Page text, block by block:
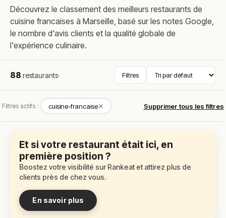
Découvrez le classement des meilleurs restaurants de
cuisine francaises à Marseille, basé sur les notes Google,
le nombre d'avis clients et la qualité globale de
l'expérience culinaire.
88 restaurants· Filtres
Filtres actifs : cuisine-francaise✕ Supprimer tous les filtres
Et si votre restaurant était ici, en
première position ?
Boostez votre visibilité sur Rankeat et attirez plus de
clients près de chez vous.
En savoir plus